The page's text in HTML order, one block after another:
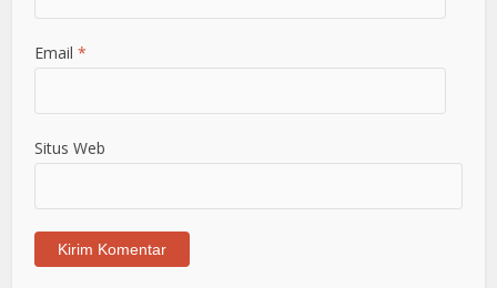
Email*
Situs Web